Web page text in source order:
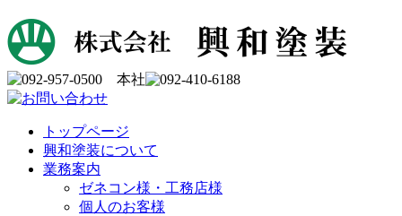
トップページ
興和塗装について
業務案内
ゼネコン様・工務店様
個人のお客様